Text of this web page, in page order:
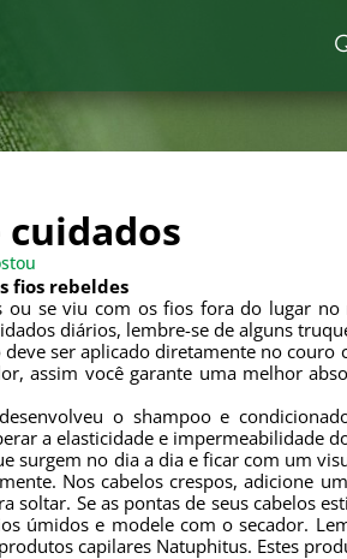
cuidados
fios rebeldes
ou se viu com os fios fora do lugar
diários, lembre-se de alguns
ser aplicado diretamente no couro
assim você garante uma melhor
o shampoo e
a elasticidade e impermeabilidade
surgem no dia a dia e ficar com um
Nos cabelos crespos, adicione
Se as pontas de seus cabelos
úmidos e modele com o secador.
capilares Natuphitus. Estes